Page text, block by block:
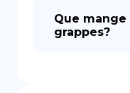
Que
grappes?